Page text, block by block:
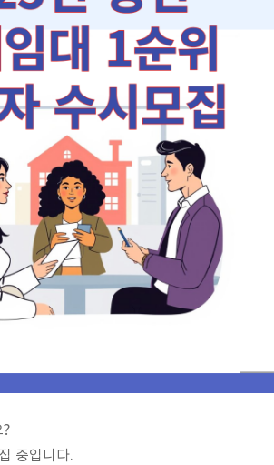
중입니다.